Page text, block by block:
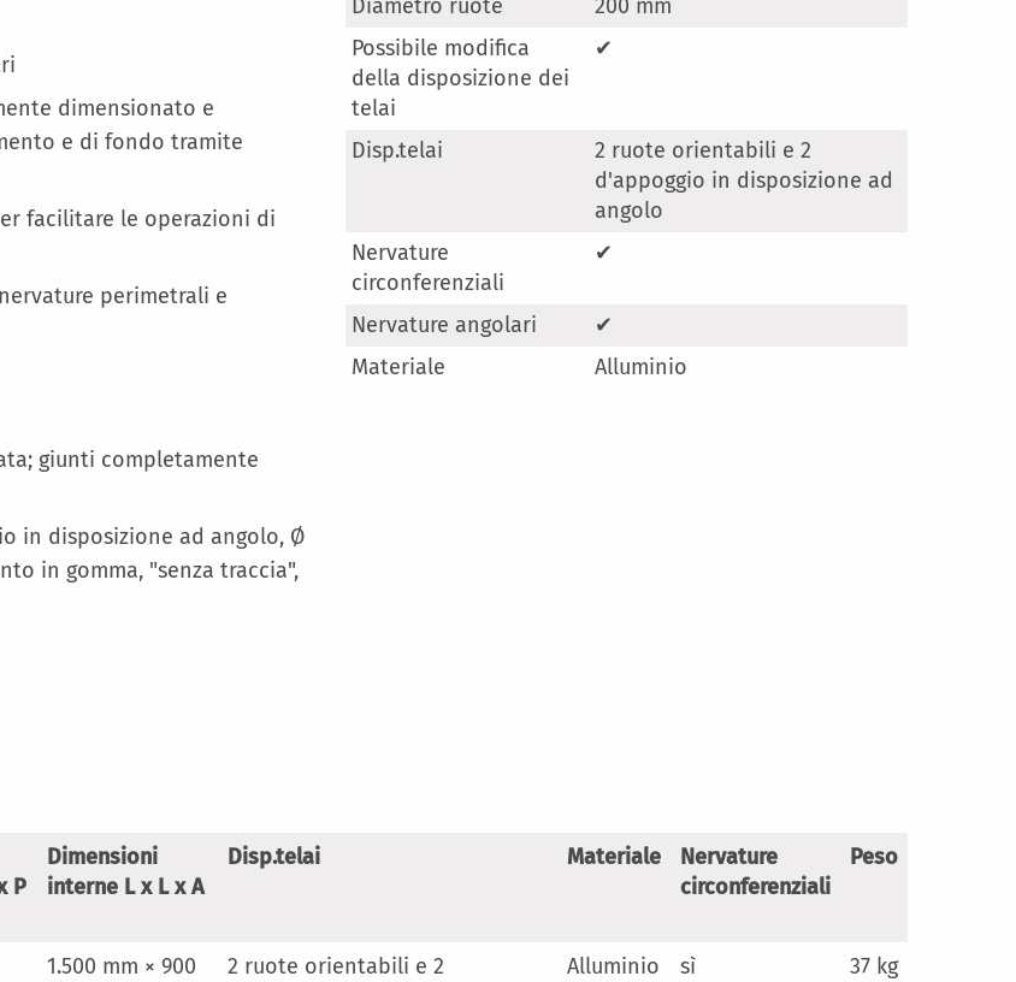
dimensionato e
e di fondo tramite
facilitare le operazioni di
perimetrali e
giunti completamente
in disposizione ad angolo, Ø
in gomma, "senza traccia",
Informazioni
Diametro ruote
200 mm
Possibile modifica
della disposizione dei
telai
✔
Disp.telai
2 ruote orientabili e 2
d'appoggio in disposizione ad
angolo
Nervature
circonferenziali
✔
Nervature angolari
✔
Materiale
Alluminio
P
Dimensioni
interne L x L x A
Disp.telai Materiale
Nervature
circonferenziali
Peso
1.500 mm × 900
2 ruote orientabili e 2
Alluminio sì 37 kg